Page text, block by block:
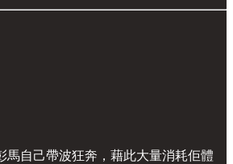
自己帶波狂奔，藉此大量消耗佢體